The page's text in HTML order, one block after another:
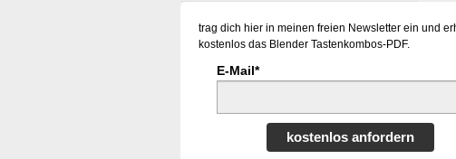
trag dich hier in meinen freien Newsletter ein und
kostenlos das Blender Tastenkombos-PDF.
E-Mail*
kostenlos anfordern